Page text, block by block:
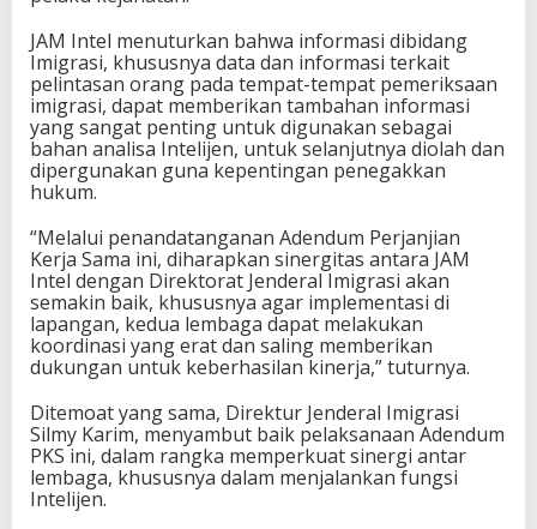
JAM Intel menuturkan bahwa informasi dibidang
Imigrasi, khususnya data dan informasi terkait
pelintasan orang pada tempat-tempat pemeriksaan
imigrasi, dapat memberikan tambahan informasi
yang sangat penting untuk digunakan sebagai
bahan analisa Intelijen, untuk selanjutnya diolah dan
dipergunakan guna kepentingan penegakkan
hukum.
“Melalui penandatanganan Adendum Perjanjian
Kerja Sama ini, diharapkan sinergitas antara JAM
Intel dengan Direktorat Jenderal Imigrasi akan
semakin baik, khususnya agar implementasi di
lapangan, kedua lembaga dapat melakukan
koordinasi yang erat dan saling memberikan
dukungan untuk keberhasilan kinerja,” tuturnya.
Ditemoat yang sama, Direktur Jenderal Imigrasi
Silmy Karim, menyambut baik pelaksanaan Adendum
PKS ini, dalam rangka memperkuat sinergi antar
lembaga, khususnya dalam menjalankan fungsi
Intelijen.